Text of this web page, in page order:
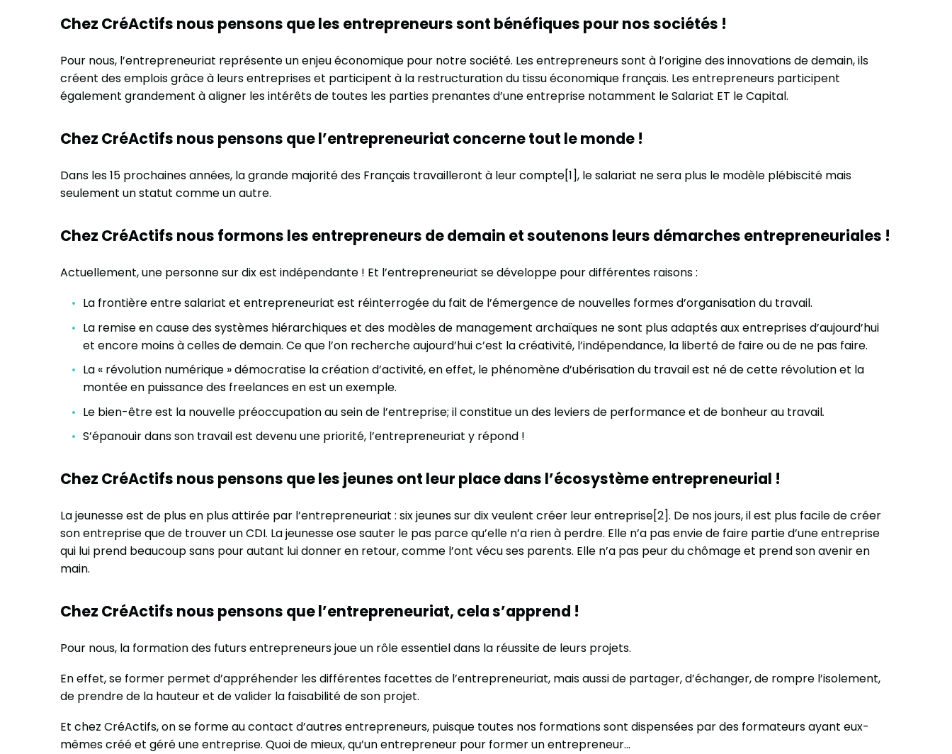
Chez CréActifs nous pensons que les entrepreneurs sont bénéfiques pour nos sociétés !
Pour nous, l’entrepreneuriat représente un enjeu économique pour notre société. Les entrepreneurs sont à l’origine des innovations de demain, ils
créent des emplois grâce à leurs entreprises et participent à la restructuration du tissu économique français. Les entrepreneurs participent
également grandement à aligner les intérêts de toutes les parties prenantes d’une entreprise notamment le Salariat ET le Capital.
Chez CréActifs nous pensons que l’entrepreneuriat concerne tout le monde !
Dans les 15 prochaines années, la grande majorité des Français travailleront à leur compte[1], le salariat ne sera plus le modèle plébiscité mais
seulement un statut comme un autre.
Chez CréActifs nous formons les entrepreneurs de demain et soutenons leurs démarches entrepreneuriales !
Actuellement, une personne sur dix est indépendante ! Et l’entrepreneuriat se développe pour différentes raisons :
La frontière entre salariat et entrepreneuriat est réinterrogée du fait de l’émergence de nouvelles formes d’organisation du travail.
La remise en cause des systèmes hiérarchiques et des modèles de management archaïques ne sont plus adaptés aux entreprises d’aujourd’hui
et encore moins à celles de demain. Ce que l’on recherche aujourd’hui c’est la créativité, l’indépendance, la liberté de faire ou de ne pas faire.
La « révolution numérique » démocratise la création d’activité, en effet, le phénomène d’ubérisation du travail est né de cette révolution et la
montée en puissance des freelances en est un exemple.
Le bien-être est la nouvelle préoccupation au sein de l’entreprise; il constitue un des leviers de performance et de bonheur au travail.
S’épanouir dans son travail est devenu une priorité, l’entrepreneuriat y répond !
Chez CréActifs nous pensons que les jeunes ont leur place dans l’écosystème entrepreneurial !
La jeunesse est de plus en plus attirée par l’entrepreneuriat : six jeunes sur dix veulent créer leur entreprise[2]. De nos jours, il est plus facile de créer
son entreprise que de trouver un CDI. La jeunesse ose sauter le pas parce qu’elle n’a rien à perdre. Elle n’a pas envie de faire partie d’une entreprise
qui lui prend beaucoup sans pour autant lui donner en retour, comme l’ont vécu ses parents. Elle n’a pas peur du chômage et prend son avenir en
main.
Chez CréActifs nous pensons que l’entrepreneuriat, cela s’apprend !
Pour nous, la formation des futurs entrepreneurs joue un rôle essentiel dans la réussite de leurs projets.
En effet, se former permet d’appréhender les différentes facettes de l’entrepreneuriat, mais aussi de partager, d’échanger, de rompre l’isolement,
de prendre de la hauteur et de valider la faisabilité de son projet.
Et chez CréActifs, on se forme au contact d’autres entrepreneurs, puisque toutes nos formations sont dispensées par des formateurs ayant eux-
mêmes créé et géré une entreprise. Quoi de mieux, qu’un entrepreneur pour former un entrepreneur…